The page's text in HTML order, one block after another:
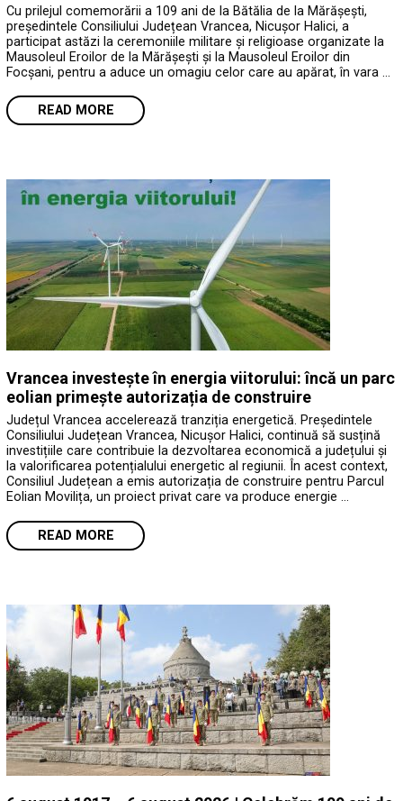
Cu prilejul comemorării a 109 ani de la Bătălia de la Mărășești,
președintele Consiliului Județean Vrancea, Nicușor Halici, a
participat astăzi la ceremoniile militare și religioase organizate la
Mausoleul Eroilor de la Mărășești și la Mausoleul Eroilor din
Focșani, pentru a aduce un omagiu celor care au apărat, în vara …
READ MORE
Vrancea investește în energia viitorului: încă un parc
eolian primește autorizația de construire
Județul Vrancea accelerează tranziția energetică. Președintele
Consiliului Județean Vrancea, Nicușor Halici, continuă să susțină
investițiile care contribuie la dezvoltarea economică a județului și
la valorificarea potențialului energetic al regiunii. În acest context,
Consiliul Județean a emis autorizația de construire pentru Parcul
Eolian Movilița, un proiect privat care va produce energie …
READ MORE